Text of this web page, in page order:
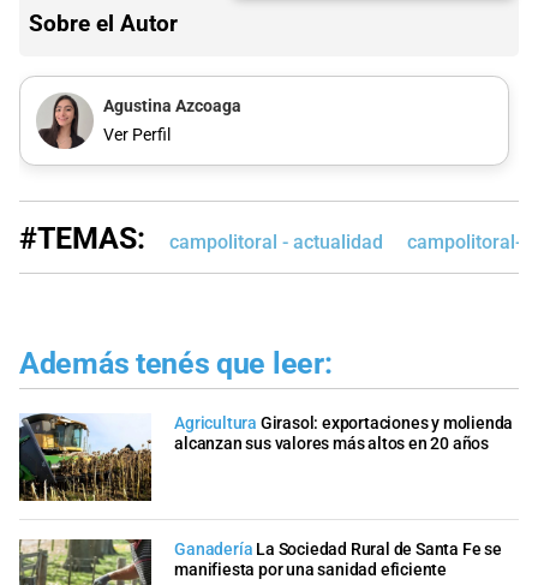
Sobre el Autor
Agustina Azcoaga
Ver Perfil
#TEMAS: campolitoral - actualidad campolitoral-
Además tenés que leer:
Agricultura Girasol: exportaciones y molienda
alcanzan sus valores más altos en 20 años
Ganadería La Sociedad Rural de Santa Fe se
manifiesta por una sanidad eficiente